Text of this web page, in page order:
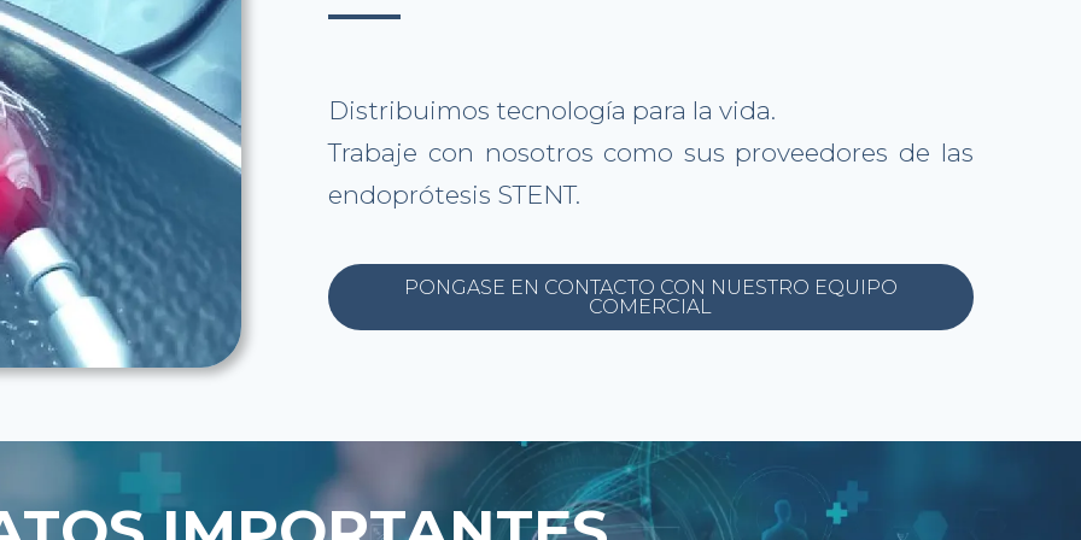
Distribuimos tecnología para la vida.
Trabaje con nosotros como sus proveedores de las
endoprótesis STENT.
PONGASE EN CONTACTO CON NUESTRO EQUIPO
COMERCIAL